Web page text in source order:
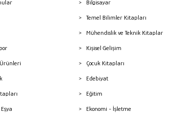
Bilgisayar
Temel Bilimler Kitapları
Mühendislik ve Teknik Kitaplar
Kişisel Gelişim
Çocuk Kitapları
Edebiyat
Eğitim
Ekonomi - İşletme